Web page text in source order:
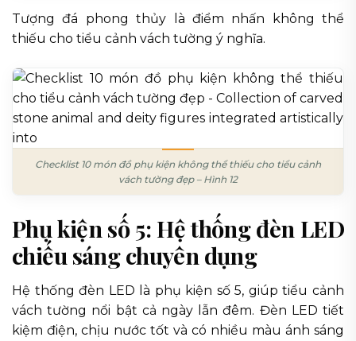
Tượng đá phong thủy là điểm nhấn không thể
thiếu cho tiểu cảnh vách tường ý nghĩa.
Checklist 10 món đồ phụ kiện không thể thiếu cho tiểu cảnh
vách tường đẹp – Hình 12
Phụ kiện số 5: Hệ thống đèn LED
chiếu sáng chuyên dụng
Hệ thống đèn LED là phụ kiện số 5, giúp tiểu cảnh
vách tường nổi bật cả ngày lẫn đêm. Đèn LED tiết
kiệm điện, chịu nước tốt và có nhiều màu ánh sáng